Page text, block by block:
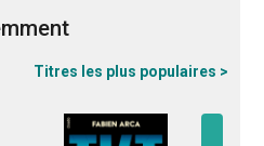
Titres les plus populaires >